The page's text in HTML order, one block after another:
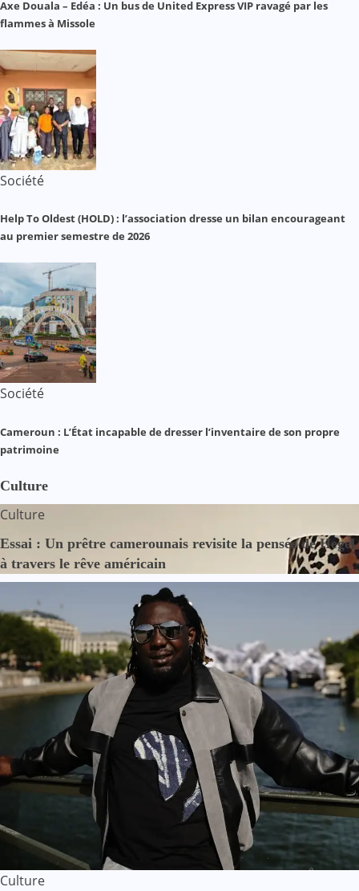
Axe Douala – Edéa : Un bus de United Express VIP ravagé par les
flammes à Missole
Société
Help To Oldest (HOLD) : l’association dresse un bilan encourageant
au premier semestre de 2026
Société
Cameroun : L’État incapable de dresser l’inventaire de son propre
patrimoine
Culture
Culture
Essai : Un prêtre camerounais revisite la pensée de Hegel
à travers le rêve américain
Culture